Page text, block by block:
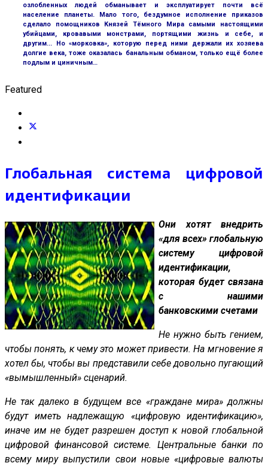
озлобленных людей обманывает и эксплуатирует почти всё
население планеты. Мало того, бездумное исполнение приказов
сделало помощников Князей Тёмного Мира самыми настоящими
убийцами, кровавыми монстрами, портящими жизнь и себе, и
другим... Но «морковка», которую перед ними держали их хозяева
долгие века, тоже оказалась банальным обманом, только ещё более
подлым и циничным…
Featured
Глобальная система цифровой
идентификации
Они хотят внедрить
«для всех» глобальную
систему цифровой
идентификации,
которая будет связана
с нашими
банковскими счетами
Не нужно быть гением,
чтобы понять, к чему это может привести. На мгновение я
хотел бы, чтобы вы представили себе довольно пугающий
«вымышленный» сценарий.
Не так далеко в будущем все «граждане мира» должны
будут иметь надлежащую «цифровую идентификацию»,
иначе им не будет разрешен доступ к новой глобальной
цифровой финансовой системе. Центральные банки по
всему миру выпустили свои новые «цифровые валюты